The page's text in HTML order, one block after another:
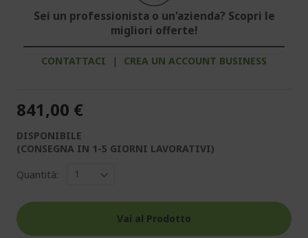
Sei un professionista o un'azienda? Scopri le
migliori offerte!
CONTATTACI | CREA UN ACCOUNT BUSINESS
841,00 €
DISPONIBILE
(CONSEGNA IN 1-5 GIORNI LAVORATIVI)
Quantità:
Vai al Prodotto